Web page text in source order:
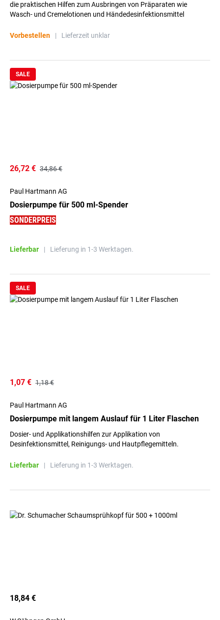
die praktischen Hilfen zum Ausbringen von Präparaten wie
Wasch- und Cremelotionen und Händedesinfektionsmittel
Vorbestellen | Lieferzeit unklar
SALE
26,72 € 34,86 €
Paul Hartmann AG
Dosierpumpe für 500 ml-Spender
SONDERPREIS
Lieferbar | Lieferung in 1-3 Werktagen.
SALE
1,07 € 1,18 €
Paul Hartmann AG
Dosierpumpe mit langem Auslauf für 1 Liter Flaschen
Dosier- und Applikationshilfen zur Applikation von
Desinfektionsmittel, Reinigungs- und Hautpflegemitteln.
Lieferbar | Lieferung in 1-3 Werktagen.
18,84 €